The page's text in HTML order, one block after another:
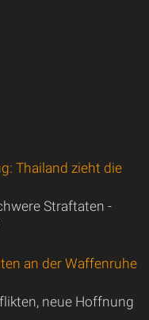
Thailand zieht die
Straftaten -
an der Waffenruhe
neue Hoffnung